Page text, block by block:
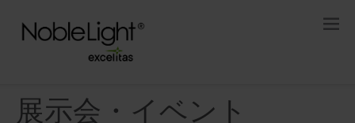
展示会・イベント